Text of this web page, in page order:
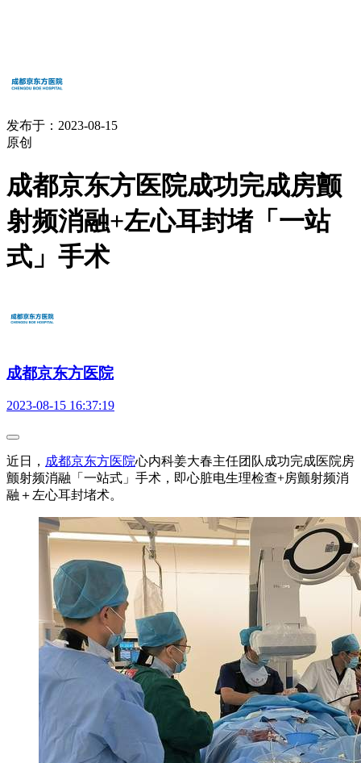
发布于：2023-08-15
原创
成都京东方医院成功完成房颤
射频消融+左心耳封堵「一站
式」手术
成都京东方医院
2023-08-15 16:37:19
近日， 成都京东方医院心内科姜大春主任团队成功完成医院房
颤射频消融「一站式」手术，即心脏电生理检查+房颤射频消
融＋左心耳封堵术。